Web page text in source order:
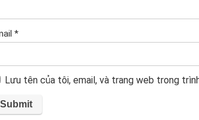
*
Lưu tên của tôi, email, và trang web trong